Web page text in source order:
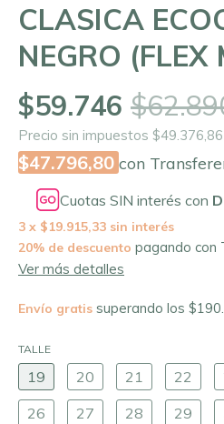
CLASICA
NEGRO (FLEX
$59.746
Precio sin impuestos $49.376,86
$47.796,80 con
Cuotas SIN interés con
3 x $19.915,33 sin interés
20% de descuento pagando con
Ver más detalles
Envío gratis superando los
TALLE
19 20 21 22
26
27 28 29